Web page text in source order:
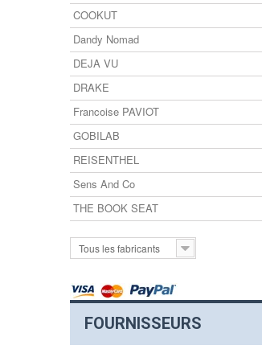
COOKUT
Dandy Nomad
DEJA VU
DRAKE
Francoise PAVIOT
GOBILAB
REISENTHEL
Sens And Co
THE BOOK SEAT
Tous les fabricants
FOURNISSEURS